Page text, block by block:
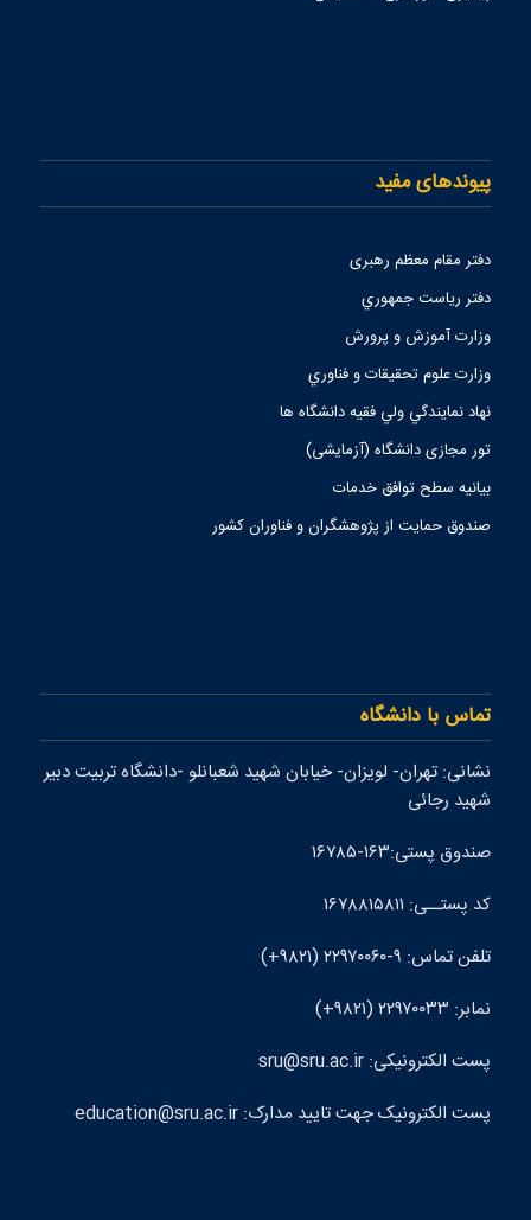
پیوندهای مفید
دفتر مقام معظم رهبری
دفتر رياست جمهوري
وزارت آموزش و پرورش
وزارت علوم تحقيقات و فناوري
نهاد نمايندگي ولي فقيه دانشگاه ها
تور مجازی دانشگاه (آزمایشی)
بیانیه سطح توافق خدمات
صندوق حمايت از پژوهشگران و فناوران كشور
تماس با دانشگاه
نشانی: تهران- لويزان- خيابان شهيد شعبانلو -دانشگاه تربيت دبير
شهيد رجائی
صندوق پستی:۱۶۳-۱۶۷۸۵
کد پستــی: ۱۶۷۸۸۱۵۸۱۱
تلفن تماس: ۹-۲۲۹۷۰۰۶۰ (۹۸۲۱+)
نمابر: ۲۲۹۷۰۰۳۳ (۹۸۲۱+)
پست الکترونيکی: sru@sru.ac.ir
پست الکترونيک جهت تایید مدارک: education@sru.ac.ir